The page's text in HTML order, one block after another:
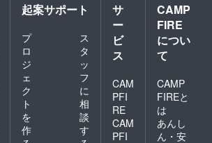
起案サポート
プ
ロ
ジ
ェ
ク
ト
を
作
ス
タ
ッ
フ
に
相
談
す
サ
ー
ビ
ス
CAM
PFI
RE
CAM
PFI
CAMP
FIRE
につい
て
CAMP
FIREと
は
あんし
ん・安